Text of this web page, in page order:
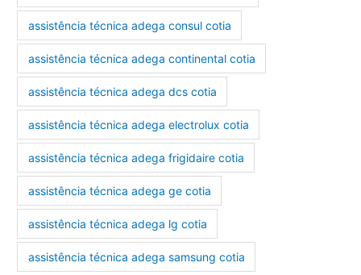
assistência técnica adega consul cotia
assistência técnica adega continental cotia
assistência técnica adega dcs cotia
assistência técnica adega electrolux cotia
assistência técnica adega frigidaire cotia
assistência técnica adega ge cotia
assistência técnica adega lg cotia
assistência técnica adega samsung cotia